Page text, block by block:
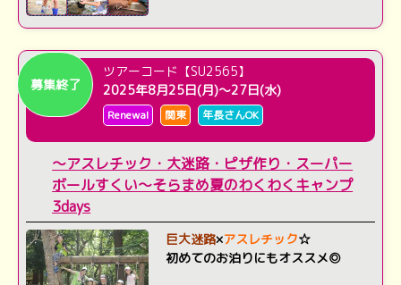
募集終了
ツアーコード【SU2565】
2025年8月25日(月)～27日(水)
Renewal 関東 年長さんOK
～アスレチック・大迷路・ピザ作り・スーパー
ボールすくい～そらまめ夏のわくわくキャンプ
3days
巨大迷路×アスレチック☆
初めてのお泊りにもオススメ◎